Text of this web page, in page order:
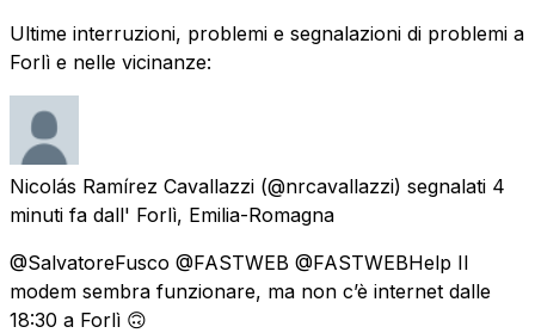
Ultime interruzioni, problemi e segnalazioni di problemi a
Forlì e nelle vicinanze:
Nicolás Ramírez Cavallazzi (@nrcavallazzi) segnalati 4
minuti fa dall' Forlì, Emilia-Romagna
@SalvatoreFusco @FASTWEB @FASTWEBHelp Il
modem sembra funzionare, ma non c’è internet dalle
18:30 a Forlì 🙃